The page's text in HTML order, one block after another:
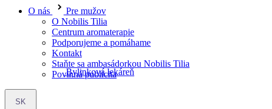
Bylinková lekáreň
Bylinné čaje
O nás
O Nobilis Tilia
Centrum aromaterapie
Podporujeme a pomáhame
Kontakt
Staňte sa ambasádorkou Nobilis Tilia
Povinná publicita
SK